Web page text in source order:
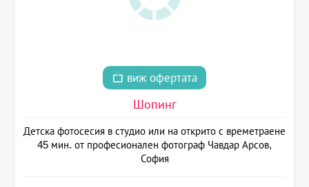
виж офертата
Шопинг
Детска фотосесия в студио или на открито с времетраене
45 мин. от професионален фотограф Чавдар Арсов,
София